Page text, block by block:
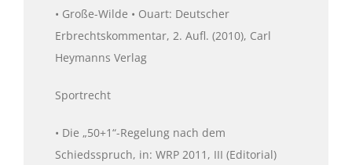
• Große-Wilde • Ouart: Deutscher
Erbrechtskommentar, 2. Aufl. (2010), Carl
Heymanns Verlag
Sportrecht
• Die „50+1“-Regelung nach dem
Schiedsspruch, in: WRP 2011, III (Editorial)